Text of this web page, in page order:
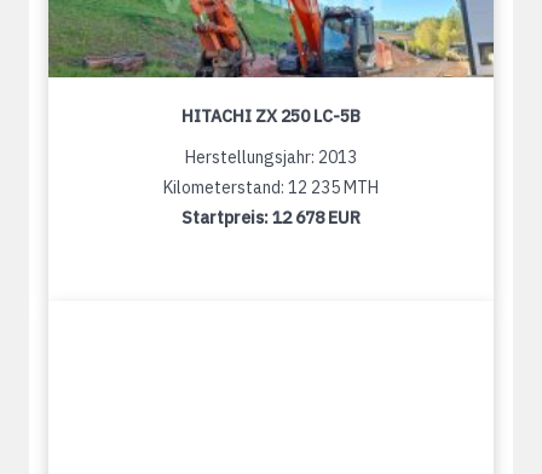
HITACHI ZX 250 LC-5B
Herstellungsjahr: 2013
Kilometerstand: 12 235 MTH
Startpreis:12 678 EUR